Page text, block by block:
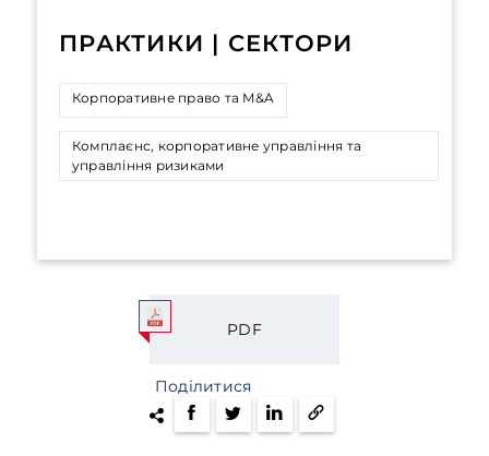
ПРАКТИКИ | СЕКТОРИ
Корпоративне право та M&A
Комплаєнс, корпоративне управління та
управління ризиками
PDF
Поділитися